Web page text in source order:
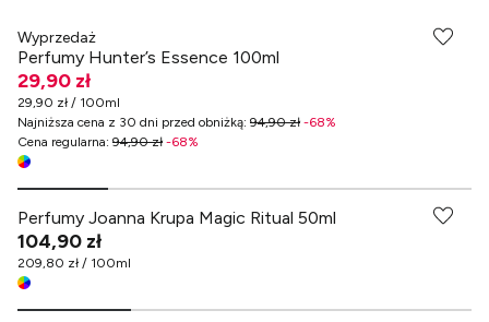
Wyprzedaż
Perfumy Hunter’s Essence 100ml
29,90 zł
29,90 zł / 100ml
Najniższa cena z 30 dni przed obniżką: 94,90 zł -68%
Cena regularna: 94,90 zł -68%
Perfumy Joanna Krupa Magic Ritual 50ml
104,90 zł
209,80 zł / 100ml